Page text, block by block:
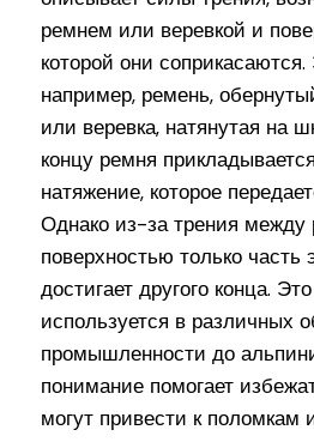
ремнем или веревкой и
которой они
например, ремень,
или веревка, натянутая на
концу ремня
натяжение, которое
Однако из-за трения
поверхностью только часть
достигает другого конца.
используется в различных
промышленности до
понимание помогает
могут привести к поломкам